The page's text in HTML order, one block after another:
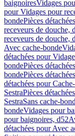
baignoiresVidages
pour Vidages pour
bondePièces
receveurs de douche,
receveurs de douche,
Avec cache-bonde
détachées pour
bondePièces
bondePièces
détachées pour
SestraPièces
SestraSans cache-
bondeVidages pour
pour baignoires, d52
détachées pour Avec